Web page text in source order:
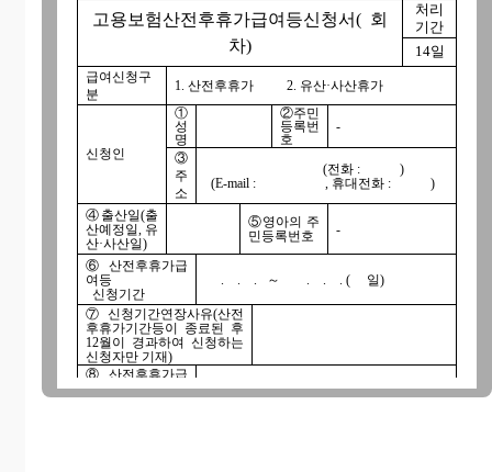
고용보험산전후휴가급여등신청서( 회
차)
처리
기간
14일
급여신청구
분
1. 산전후휴가 2. 유산·사산휴가
신청인
①
성
명
②주민
등록번
호
-
③
주
소
(전화 : )
(E-mail : , 휴대전화 : )
④출산일(출
산예정일, 유
산·사산일)
⑤영아의 주
민등록번호
-
⑥산전후휴가급
여등
신청기간
. . . ～ . . . ( 일)
⑦신청기간연장사유(산전
후휴가기간등이 종료된 후
12월이 경과하여 신청하는
신청자만 기재)
⑧산전후휴가급
여등을
은행명 : 계좌번호 : 예금주 :